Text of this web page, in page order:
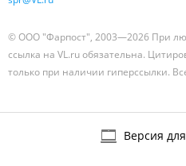
© ООО "Фарпост", 2003—2026 При
ссылка на VL.ru обязательна.
только при наличии гиперссылки.
Версия